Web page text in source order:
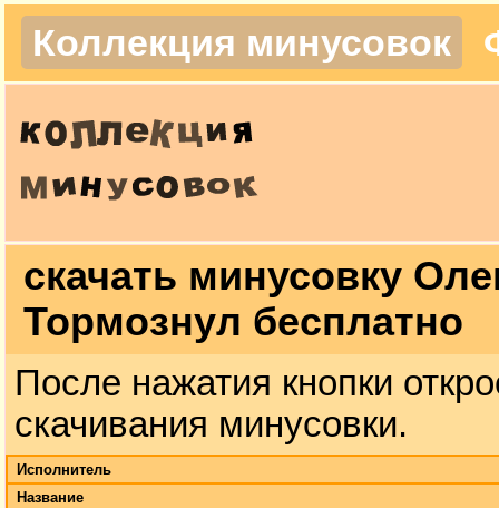
Коллекция минусовок
скачать минусовку
Тормознул бесплатно
После нажатия кнопки
скачивания минусовки.
Исполнитель
Название